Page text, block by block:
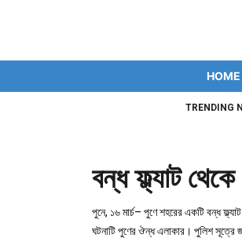
HOME
TRENDING
বন্ধ ফ্ল্যাট
পুনে, ১৬ মার্চ– পুণে শহরের একটি বন্ধ
ঘটনাটি পুণের ঔন্ধ এলাকার। পুলিশ সূত্রে